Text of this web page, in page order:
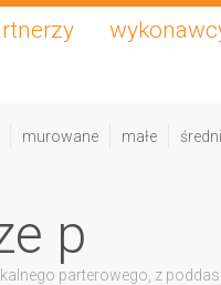
murowane małe
p
parterowego, z